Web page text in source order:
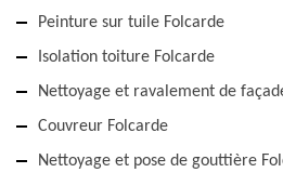
Peinture sur tuile Folcarde
Isolation toiture Folcarde
Nettoyage et ravalement de
Couvreur Folcarde
Nettoyage et pose de gouttière